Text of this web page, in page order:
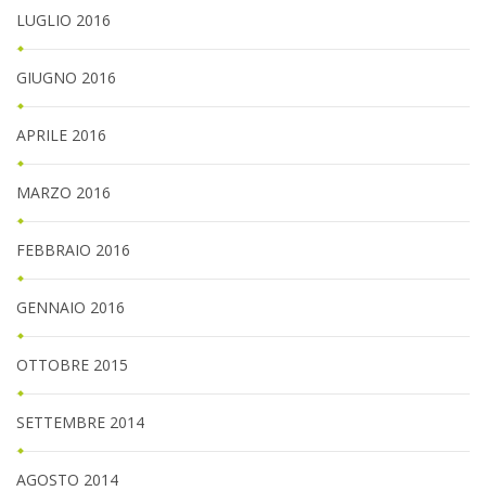
LUGLIO 2016
GIUGNO 2016
APRILE 2016
MARZO 2016
FEBBRAIO 2016
GENNAIO 2016
OTTOBRE 2015
SETTEMBRE 2014
AGOSTO 2014